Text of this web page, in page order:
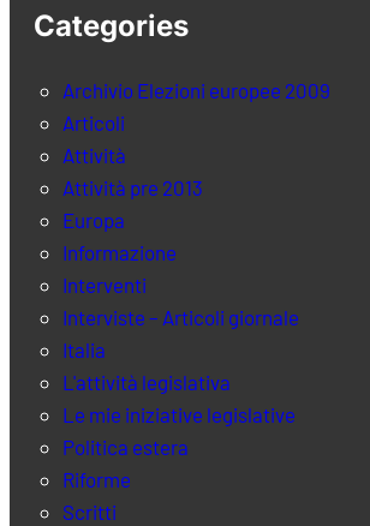
Categories
Archivio Elezioni europee 2009
Articoli
Attività
Attività pre 2013
Europa
Informazione
Interventi
Interviste – Articoli giornale
Italia
L'attività legislativa
Le mie iniziative legislative
Politica estera
Riforme
Scritti